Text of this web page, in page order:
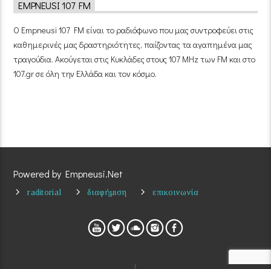
EMPNEUSI 107 FM
Ο Empneusi 107 FM είναι το ραδιόφωνο που μας συντροφεύει στις
καθημερινές μας δραστηριότητες, παίζοντας τα αγαπημένα μας
τραγούδια. Ακούγεται στις Κυκλάδες στους 107 MHz των FM και στο
107.gr σε όλη την Ελλάδα και τον κόσμο.
Powered by Empneusi.Net
raditorial διαφήμιση επικοινωνία